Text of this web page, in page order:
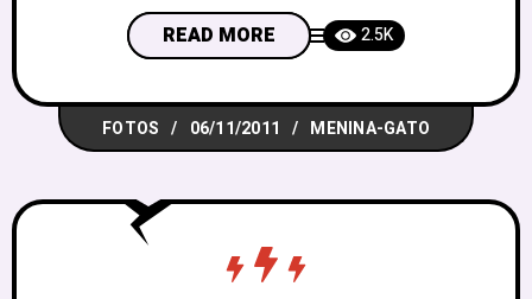
na 205 norte, que reuniu bastante gente
e contou com algumas atrações
diferentes: demonstração de luta de
espadas, venda de livros novos
READ MORE 2.5K
FOTOS 06/11/2011 MENINA-GATO